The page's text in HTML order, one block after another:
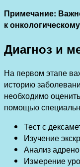
Примечание:
к
Диагноз и
На первом этапе
историю
необходимо
помощью
Тест с
Изучение
Анализ
Измерение